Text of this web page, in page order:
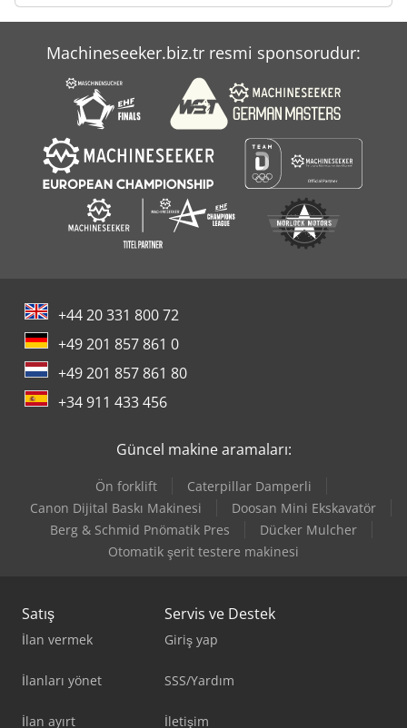
Machineseeker.biz.tr resmi sponsorudur:
+44 20 331 800 72
+49 201 857 861 0
+49 201 857 861 80
+34 911 433 456
Güncel makine aramaları:
Ön forklift
Caterpillar Damperli
Canon Dijital Baskı Makinesi
Doosan Mini Ekskavatör
Berg & Schmid Pnömatik Pres
Dücker Mulcher
Otomatik şerit testere makinesi
Satış
İlan vermek
İlanları yönet
İlan ayırt
Servis ve Destek
Giriş yap
SSS/Yardım
İletişim